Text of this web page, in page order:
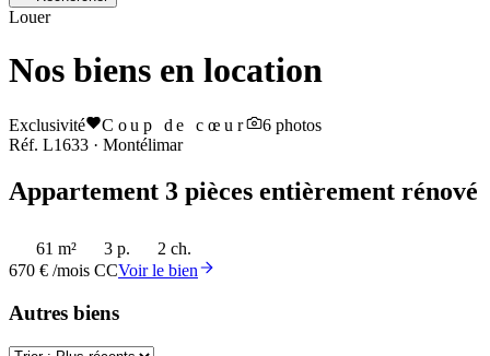
Louer
Nos biens en location
Exclusivité Coup de cœur 6 photos
Réf. L1633 · Montélimar
Appartement 3 pièces entièrement rénové
61 m² 3 p.
2 ch.
670 € /mois CCVoir le bien
Autres biens